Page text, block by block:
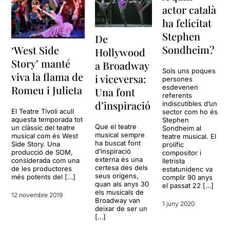
‘West Side
Story’ manté
viva la flama de
Romeu i Julieta
El Teatre Tívoli acull
aquesta temporada tot
un clàssic del teatre
musical com és West
Side Story. Una
producció de SOM,
considerada com una
de les productores
més potents del […]
12 novembre 2019
De
Hollywood
a Broadway
i viceversa:
Una font
d’inspiració
Que el teatre
musical sempre
ha buscat font
d’inspiració
externa és una
certesa des dels
seus orígens,
quan als anys 30
els musicals de
Broadway van
deixar de ser un
[…]
actor català
ha felicitat
Stephen
Sondheim?
Sols uns poques
persones
esdevenen
referents
indiscutibles d’un
sector com ho és
Stephen
Sondheim al
teatre musical. El
prolífic
compositor i
lletrista
estatunidenc va
complir 90 anys
el passat 22 […]
1 juny 2020